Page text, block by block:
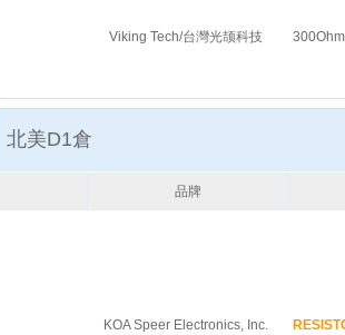
Viking Tech/台灣光颉科技
北美D1倉
品牌
KOA Speer Electronics, Inc.